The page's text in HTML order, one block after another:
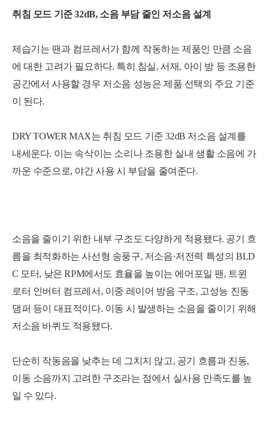
취침 모드 기준 32dB, 소음 부담 줄인 저소음 설계
제습기는 팬과 컴프레서가 함께 작동하는 제품인 만큼 소음
에 대한 고려가 필요하다. 특히 침실, 서재, 아이 방 등 조용한
공간에서 사용할 경우 저소음 성능은 제품 선택의 주요 기준
이 된다.
DRY TOWER MAX는 취침 모드 기준 32dB 저소음 설계를
내세운다. 이는 속삭이는 소리나 조용한 실내 생활 소음에 가
까운 수준으로, 야간 사용 시 부담을 줄여준다.
소음을 줄이기 위한 내부 구조도 다양하게 적용됐다. 공기 흐
름을 최적화하는 사선형 송풍구, 저소음·저전력 특성의 BLD
C 모터, 낮은 RPM에서도 효율을 높이는 에어포일 팬, 트윈
로터 인버터 컴프레서, 이중 레이어 방음 구조, 고성능 진동
댐퍼 등이 대표적이다. 이동 시 발생하는 소음을 줄이기 위해
저소음 바퀴도 적용됐다.
단순히 작동음을 낮추는 데 그치지 않고, 공기 흐름과 진동,
이동 소음까지 고려한 구조라는 점에서 실사용 만족도를 높
일 수 있다.